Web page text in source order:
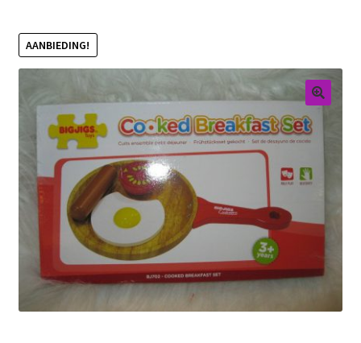
Retouren
Over ons
AANBIEDING!